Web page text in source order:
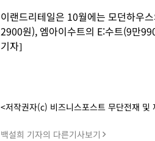
이랜드리테일은 10월에는 모던하우
2900원), 엠아이수트의 E:수트(9만
기자]
<저작권자(c) 비즈니스포스트 무단전재 및
백설희 기자의 다른기사보기